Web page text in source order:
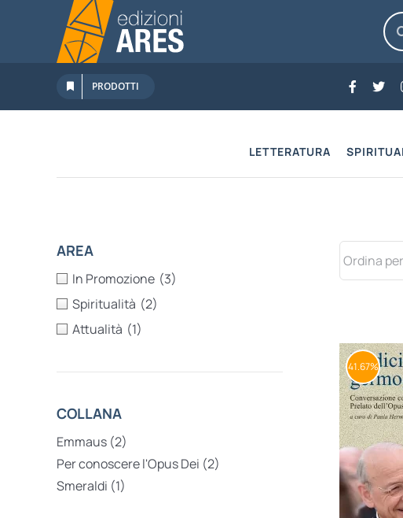
contenuto
per:
PRODOTTI
LETTERATURA
41.67%
AREA
In Promozione (3)
Spiritualità (2)
Attualità (1)
COLLANA
Emmaus (2)
Per conoscere l'Opus Dei (2)
Smeraldi (1)